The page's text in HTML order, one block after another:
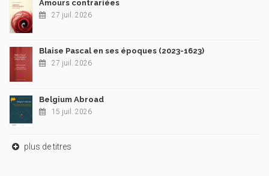
Amours contrariées
27 juil. 2026
Blaise Pascal en ses époques (2023-1623)
27 juil. 2026
Belgium Abroad
15 juil. 2026
plus de titres